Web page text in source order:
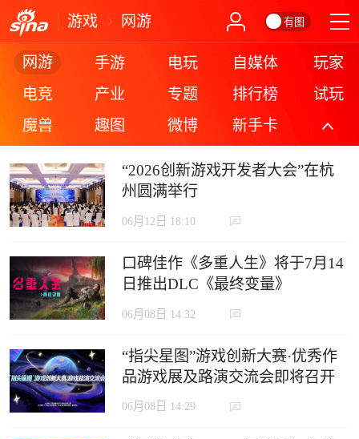
游戏 网游 有图
网游 手游 电玩 自媒体
玩家
电竞
产业 专题 排行榜
试玩
魔兽
趣图 微博 新手卡 更多
“2026创新游戏开发者大会”在杭
州圆满举行
06月12日 18:10
口碑佳作《多重人生》将于7月14
日推出DLC《最终变量》
06月08日 14:32
“指尖星图”游戏创新大赛·优秀作
品游戏展及路演交流会即将召开
06月08日 14:29